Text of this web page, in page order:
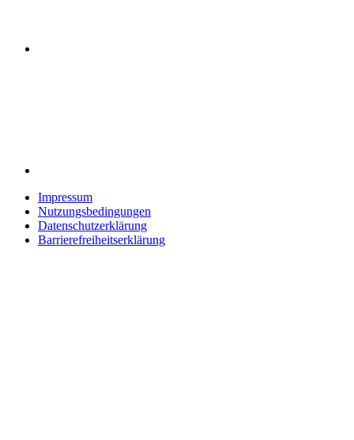
Impressum
Nutzungsbedingungen
Datenschutzerklärung
Barrierefreiheitserklärung